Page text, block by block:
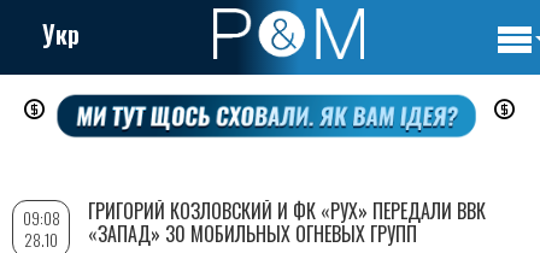
Перейти
содержанию
Укр
09:08
28.10
ГРИГОРИЙ КОЗЛОВСКИЙ И ФК «РУХ» ПЕРЕДАЛИ ВВК
«ЗАПАД» 30 МОБИЛЬНЫХ ОГНЕВЫХ ГРУПП